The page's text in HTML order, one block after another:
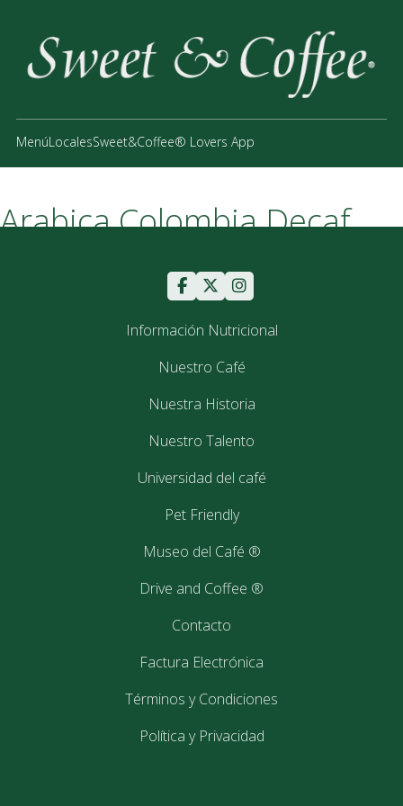
MenúLocalesSweet&Coffee® Lovers App
Arabica Colombia Decaf
luctus turpis lacus. Aliquam laoreet ante sed nulla maximus
Arabica Burundi AA
posuere cubilia Curae; Vestibulum metus lectus, tempor in
tellus sed, fermentum consectetur felis. Nullam in quam in leo
septiembre
Información Nutricional
Nuestro Café
Nuestra Historia
Nuestro Talento
Universidad del café
Pet Friendly
Museo del Café ®
Drive and Coffee ®
Contacto
Factura Electrónica
Términos y Condiciones
Política y Privacidad